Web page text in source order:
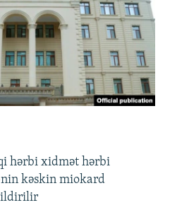
hərbi xidmət hərbi
kəskin miokard